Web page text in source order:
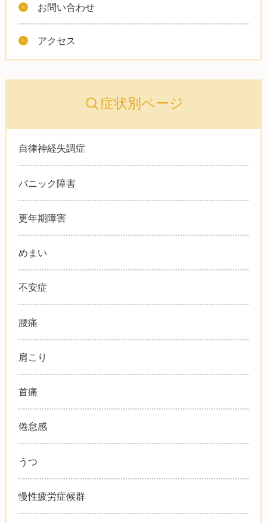
お問い合わせ
アクセス
症状別ページ
自律神経失調症
パニック障害
更年期障害
めまい
不安症
腰痛
肩こり
首痛
倦怠感
うつ
慢性疲労症候群